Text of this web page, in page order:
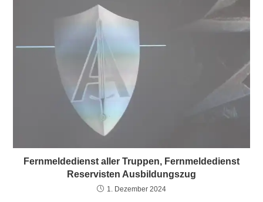
Fernmeldedienst aller Truppen, Fernmeldedienst
Reservisten Ausbildungszug
1. Dezember 2024